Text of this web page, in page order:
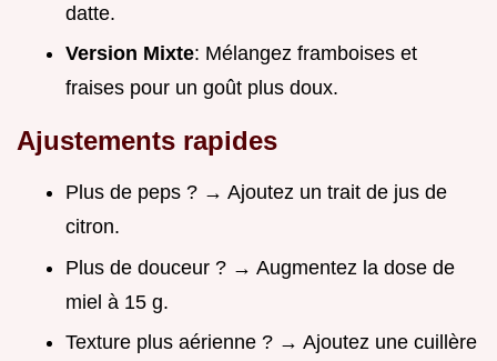
datte.
Version Mixte: Mélangez framboises et
fraises pour un goût plus doux.
Ajustements rapides
Plus de peps ? → Ajoutez un trait de jus de
citron.
Plus de douceur ? → Augmentez la dose de
miel à 15 g.
Texture plus aérienne ? → Ajoutez une cuillère